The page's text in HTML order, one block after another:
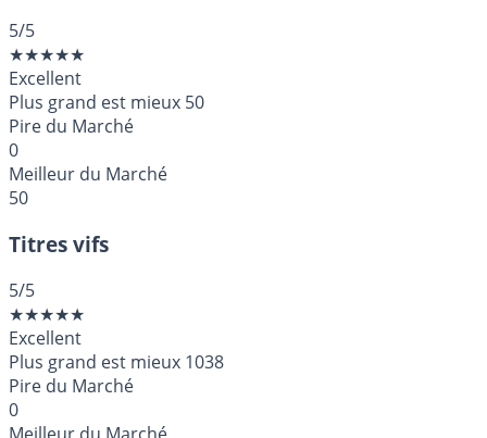
5/5
★★★★★
Excellent
Plus grand est mieux 50
Pire du Marché
0
Meilleur du Marché
50
Titres vifs
5/5
★★★★★
Excellent
Plus grand est mieux 1038
Pire du Marché
0